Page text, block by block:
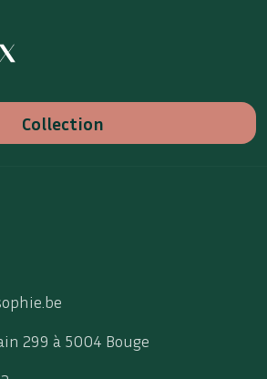
Collection
299 à 5004 Bouge